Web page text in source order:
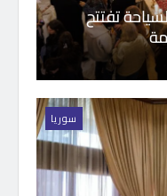
تفتتح
سوريا